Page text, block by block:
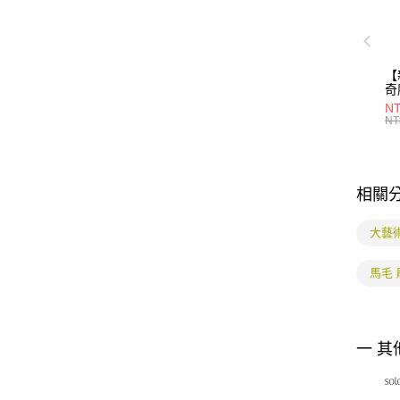
奇
相關
大藝
馬毛
一 其